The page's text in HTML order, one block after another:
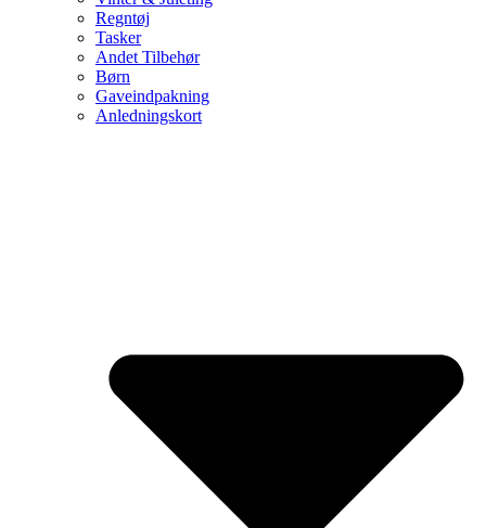
Regntøj
Tasker
Andet Tilbehør
Børn
Gaveindpakning
Anledningskort